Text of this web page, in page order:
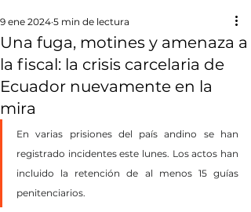
Una fuga, motines y amenaza a
la fiscal: la crisis carcelaria de
Ecuador nuevamente en la
mira
9 ene 2024 5 min de lectura
En varias prisiones del país andino se han
registrado incidentes este lunes. Los actos han
incluido la retención de al menos 15 guías
penitenciarios.